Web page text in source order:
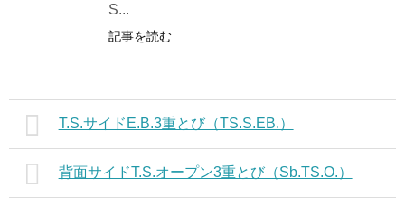
S...
記事を読む
T.S.サイドE.B.3重とび（TS.S.EB.）
背面サイドT.S.オープン3重とび（Sb.TS.O.）